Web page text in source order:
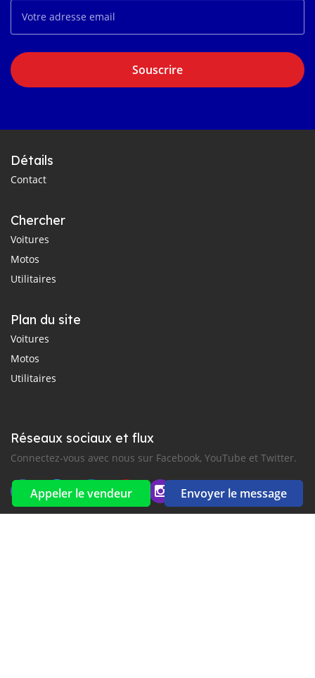
Appeler le vendeur Envoyer le message
Souscrire
Détails
Contact
Chercher
Voitures
Motos
Utilitaires
Plan du site
Voitures
Motos
Utilitaires
Réseaux sociaux et flux
Connectez-vous avec nous sur Facebook, YouTube et Twitter.